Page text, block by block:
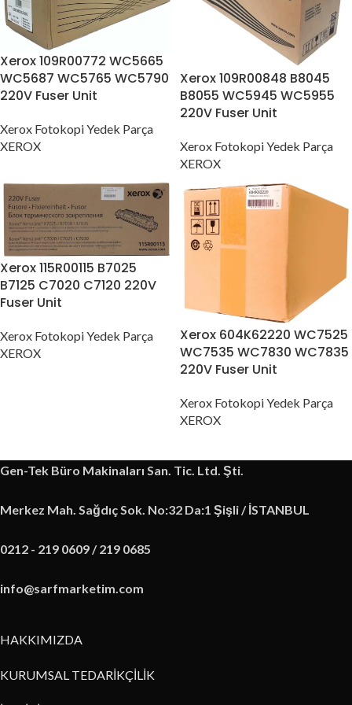
Xerox 109R00772 WC5665
WC5687 WC5765 WC5790
220V Fuser Unit
Xerox Fotokopi Yedek Parça
XEROX
Xerox 109R00848 B8045
B8055 WC5945 WC5955
220V Fuser Unit
Xerox Fotokopi Yedek Parça
XEROX
Xerox 115R00115 B7025
B7125 C7020 C7120 220V
Fuser Unit
Xerox Fotokopi Yedek Parça
XEROX
Xerox 604K62220 WC7525
WC7535 WC7830 WC7835
220V Fuser Unit
Xerox Fotokopi Yedek Parça
XEROX
Gen-Tek Büro Makinaları San. Tic. Ltd. Şti.
Merkez Mah. Sağdıç Sok. No:32 Da:1 Şişli / İSTANBUL
0212 - 219 0609 / 219 0685
info@sarfmarketim.com
HAKKIMIZDA
KURUMSAL TEDARİKÇİLİK